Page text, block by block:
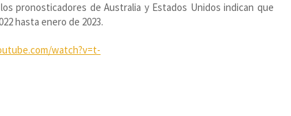
pronosticadores de Australia y Estados Unidos indican que
hasta enero de 2023.
watch?v=t-